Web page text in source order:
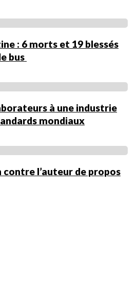
: 6 morts et 19 blessés
bus
à une industrie
mondiaux
contre l’auteur de propos